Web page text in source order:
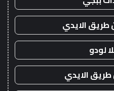
الايدي
لودو
الايدي